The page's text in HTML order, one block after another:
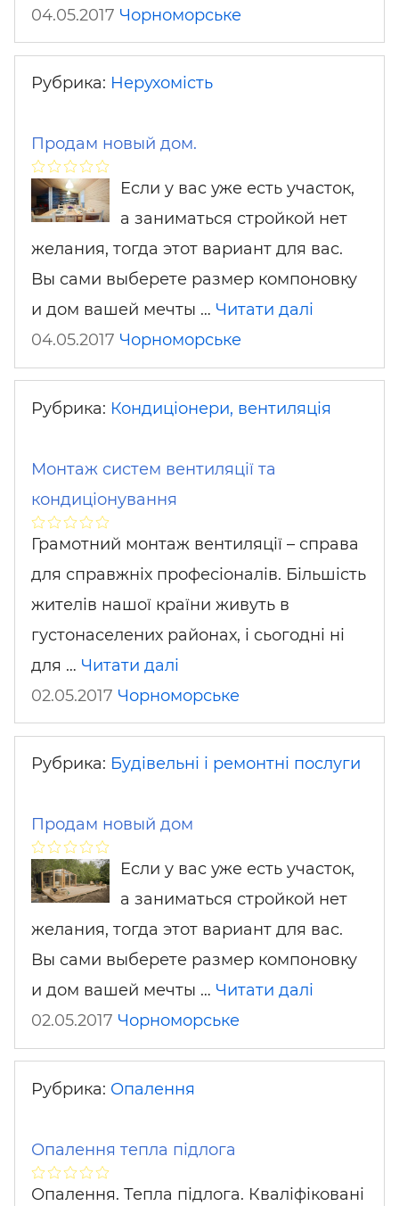
04.05.2017 Чорноморське
Рубрика: Нерухомість
Продам новый дом.
Если у вас уже есть участок,
а заниматься стройкой нет
желания, тогда этот вариант для вас.
Вы сами выберете размер компоновку
и дом вашей мечты … Читати далі
04.05.2017 Чорноморське
Рубрика: Кондиціонери, вентиляція
Монтаж систем вентиляції та
кондиціонування
Грамотний монтаж вентиляції – справа
для справжніх професіоналів. Більшість
жителів нашої країни живуть в
густонаселених районах, і сьогодні ні
для … Читати далі
02.05.2017 Чорноморське
Рубрика: Будівельні і ремонтні послуги
Продам новый дом
Если у вас уже есть участок,
а заниматься стройкой нет
желания, тогда этот вариант для вас.
Вы сами выберете размер компоновку
и дом вашей мечты … Читати далі
02.05.2017 Чорноморське
Рубрика: Опалення
Опалення тепла підлога
Опалення. Тепла підлога. Кваліфіковані